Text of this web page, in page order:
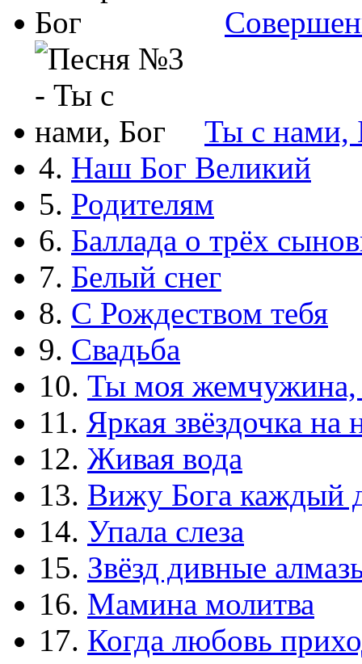
Ты с нами,
4. Наш Бог Великий
5. Родителям
6. Баллада о трёх
7. Белый снег
8. С Рождеством тебя
9. Свадьба
10. Ты моя жемчужина,
11. Яркая звёздочка на
12. Живая вода
13. Вижу Бога каждый
14. Упала слеза
15. Звёзд дивные
16. Мамина молитва
17. Когда любовь